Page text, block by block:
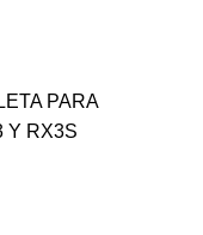
PARA
Y RX3S